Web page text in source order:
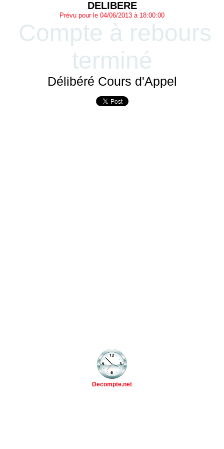
DELIBERE
Prévu pour le 04/06/2013 à 18:00:00
Compte à rebours
terminé
Délibéré Cours d'Appel
Decompte.net